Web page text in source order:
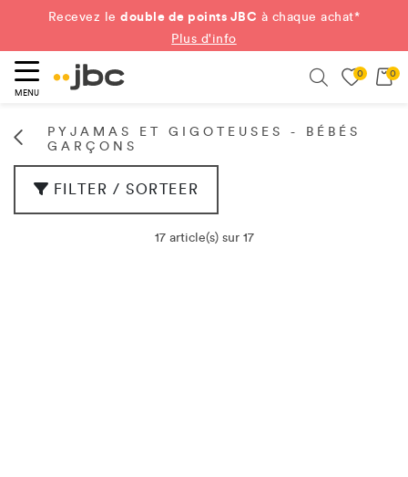
Recevez ledouble de points JBC à chaque achat*
Plus d'info
MENU
0 0
PYJAMAS ET GIGOTEUSES - BÉBÉS
GARÇONS
FILTER / SORTEER
17 article(s) sur 17